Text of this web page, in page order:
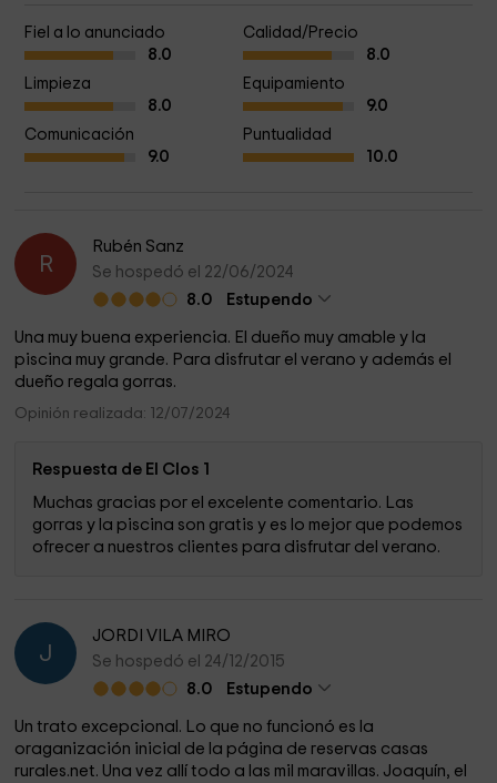
Fiel a lo anunciado
8.0
Calidad/Precio
8.0
Limpieza
8.0
Equipamiento
9.0
Comunicación
9.0
Puntualidad
10.0
R
Rubén Sanz
Se hospedó el 22/06/2024
8.0
Estupendo
Una muy buena experiencia. El dueño muy amable y la
piscina muy grande. Para disfrutar el verano y además el
dueño regala gorras.
Opinión realizada: 12/07/2024
Respuesta de El Clos 1
Muchas gracias por el excelente comentario. Las
gorras y la piscina son gratis y es lo mejor que podemos
ofrecer a nuestros clientes para disfrutar del verano.
J
JORDI VILA MIRO
Se hospedó el 24/12/2015
8.0
Estupendo
Un trato excepcional. Lo que no funcionó es la
oraganización inicial de la página de reservas casas
rurales.net. Una vez allí todo a las mil maravillas. Joaquín, el